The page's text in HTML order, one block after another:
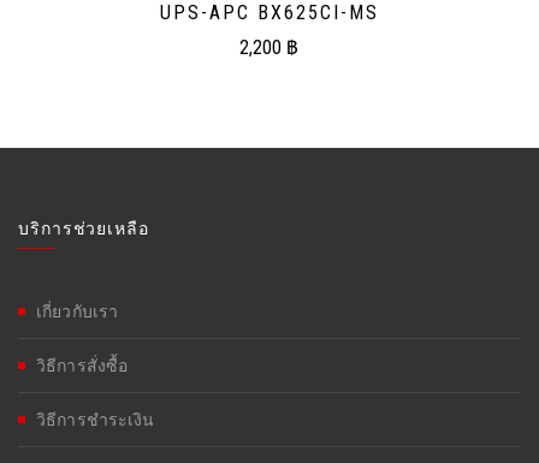
UPS-APC BX625CI-MS
2,200 ฿
บริการช่วยเหลือ
เกี่ยวกับเรา
วิธีการสั่งซื้อ
วิธีการชำระเงิน